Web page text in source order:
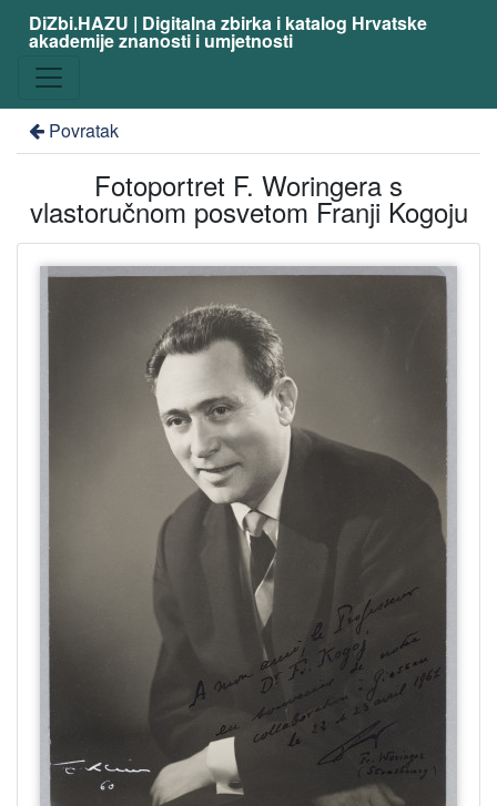
DiZbi.HAZU | Digitalna zbirka i katalog Hrvatske
akademije znanosti i umjetnosti
Povratak
Fotoportret F. Woringera s
vlastoručnom posvetom Franji Kogoju